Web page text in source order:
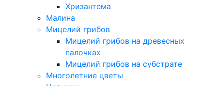
Хризантема
Малина
Мицелий грибов
Мицелий грибов на древесных
палочках
Мицелий грибов на субстрате
Многолетние цветы